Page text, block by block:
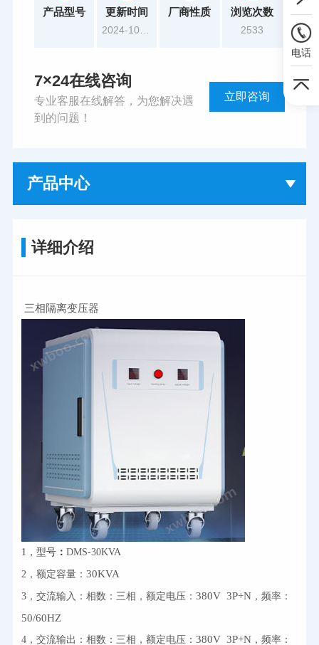
产品型号 更新时间 厂商性质 浏览次数
2533
7×24在线咨询
专业客服在线解答，为您解决遇
到的问题！
立即咨询
产品中心
详细介绍
三相隔离变压器
1，型号 ：DMS-30KVA
2，额定容量：30KVA
3，交流输入：相数：三相，额定电压：380V  3P+N ，频率：
50/60HZ
4，交流输出：相数：三相，额定电压：380V  3P+N ，频率：
电话